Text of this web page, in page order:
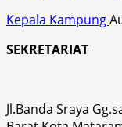
Kepala Kampung
SEKRETARIAT
Jl.Banda Sraya